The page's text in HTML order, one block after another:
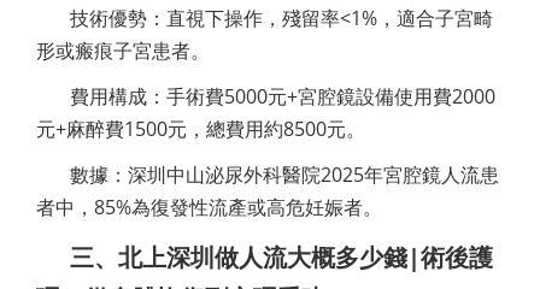
技術優勢：直視下操作，殘留率<1%，適合子宮畸
形或瘢痕子宮患者。
費用構成：手術費5000元+宮腔鏡設備使用費2000
元+麻醉費1500元，總費用約8500元。
數據：深圳中山泌尿外科醫院2025年宮腔鏡人流患
者中，85%為復發性流產或高危妊娠者。
三、北上深圳做人流大概多少錢|術後護